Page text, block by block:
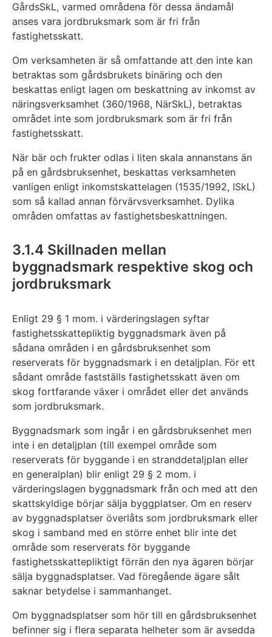
GårdsSkL, varmed områdena för dessa ändamål
anses vara jordbruksmark som är fri från
fastighetsskatt.
Om verksamheten är så omfattande att den inte kan
betraktas som gårdsbrukets binäring och den
beskattas enligt lagen om beskattning av inkomst av
näringsverksamhet (360/1968, NärSkL), betraktas
området inte som jordbruksmark som är fri från
fastighetsskatt.
När bär och frukter odlas i liten skala annanstans än
på en gårdsbruksenhet, beskattas verksamheten
vanligen enligt inkomstskattelagen (1535/1992, ISkL)
som så kallad annan förvärvsverksamhet. Dylika
områden omfattas av fastighetsbeskattningen.
3.1.4 Skillnaden mellan
byggnadsmark respektive skog och
jordbruksmark
Enligt 29 § 1 mom. i värderingslagen syftar
fastighetsskattepliktig byggnadsmark även på
sådana områden i en gårdsbruksenhet som
reserverats för byggnadsmark i en detaljplan. För ett
sådant område fastställs fastighetsskatt även om
skog fortfarande växer i området eller det används
som jordbruksmark.
Byggnadsmark som ingår i en gårdsbruksenhet men
inte i en detaljplan (till exempel område som
reserverats för byggande i en stranddetaljplan eller
en generalplan) blir enligt 29 § 2 mom. i
värderingslagen byggnadsmark från och med att den
skattskyldige börjar sälja byggplatser. Om en reserv
av byggnadsplatser överlåts som jordbruksmark eller
skog i samband med en större enhet blir inte det
område som reserverats för byggande
fastighetsskattepliktigt förrän den nya ägaren börjar
sälja byggnadsplatser. Vad föregående ägare sålt
saknar betydelse i sammanhanget.
Om byggnadsplatser som hör till en gårdsbruksenhet
befinner sig i flera separata helheter som är avsedda